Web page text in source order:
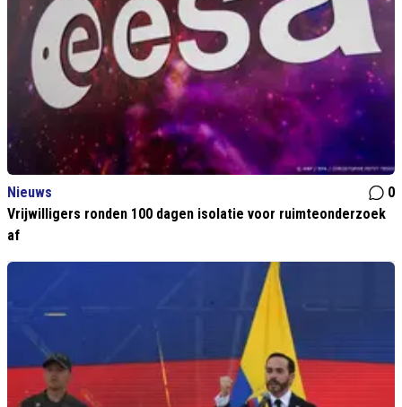
Nieuws
0
Vrijwilligers ronden 100 dagen isolatie voor ruimteonderzoek
af